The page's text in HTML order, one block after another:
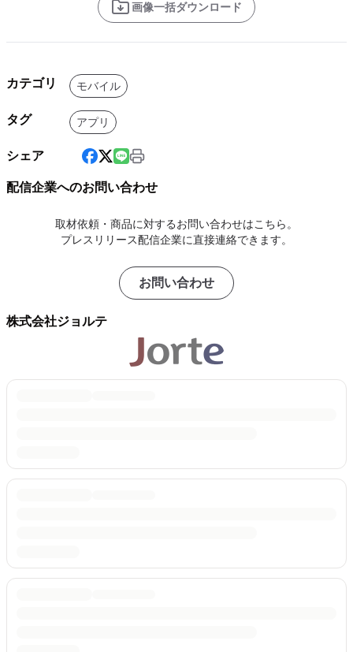
画像一括ダウンロード
カテゴリ モバイル
タグ アプリ
シェア
配信企業へのお問い合わせ
取材依頼・商品に対するお問い合わせはこちら。
プレスリリース配信企業に直接連絡できます。
お問い合わせ
株式会社ジョルテ